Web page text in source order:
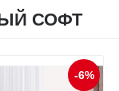
СОФТ
-6%